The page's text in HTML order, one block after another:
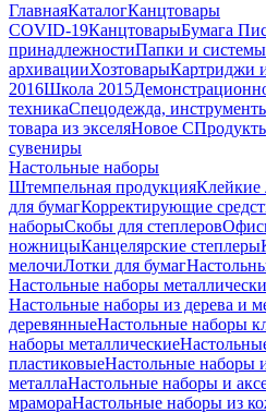
ГлавнаяКаталогКанцтовары
COVID-19КанцтоварыБумага
принадлежностиПапки и системы
архивацииХозтоварыКартриджи
2016Школа 2015
техникаСпецодежда,
товара из экселяНовое С
сувениры
Настольные наборы
Штемпельная продукцияКлейкие
для бумагКорректирующие
наборыСкобы для степлеров
ножницыКанцелярские степлеры
мелочиЛотки для бумаг
Настольные наборы
Настольные наборы из дерева и
деревянныеНастольные наборы
наборы металлические
пластиковыеНастольные наборы
металлаНастольные наборы и
мрамораНастольные наборы из